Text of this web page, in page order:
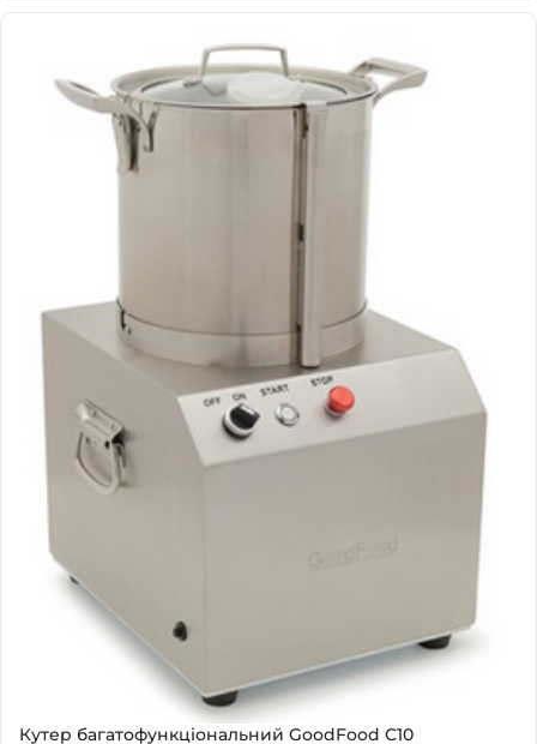
Кутер багатофункціональний GoodFood С10